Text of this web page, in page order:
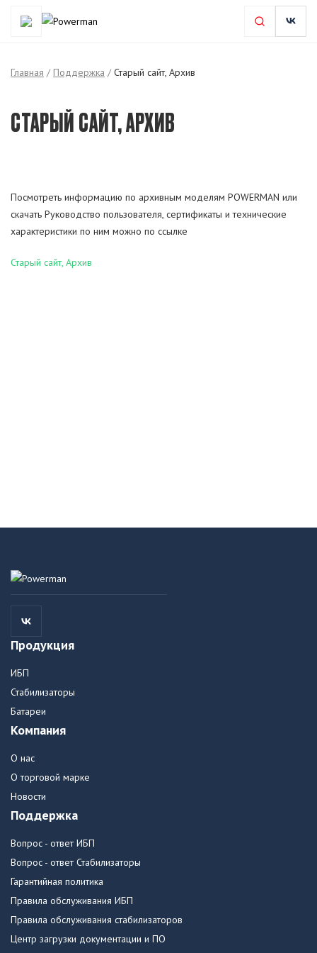
Главная / Поддержка / Старый сайт, Архив
СТАРЫЙ САЙТ, АРХИВ
Посмотреть информацию по архивным моделям POWERMAN или
скачать Руководство пользователя, сертификаты и технические
характеристики по ним можно по ссылке
Старый сайт, Архив
Продукция
ИБП
Стабилизаторы
Батареи
Компания
О нас
О торговой марке
Новости
Поддержка
Вопрос - ответ ИБП
Вопрос - ответ Стабилизаторы
Гарантийная политика
Правила обслуживания ИБП
Правила обслуживания стабилизаторов
Центр загрузки документации и ПО